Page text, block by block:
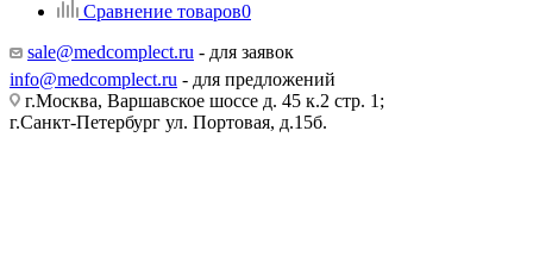
Сравнение товаров0
sale@medcomplect.ru - для заявок
info@medcomplect.ru - для предложений
г.Москва, Варшавское шоссе д. 45 к.2 стр. 1;
г.Санкт-Петербург ул. Портовая, д.15б.